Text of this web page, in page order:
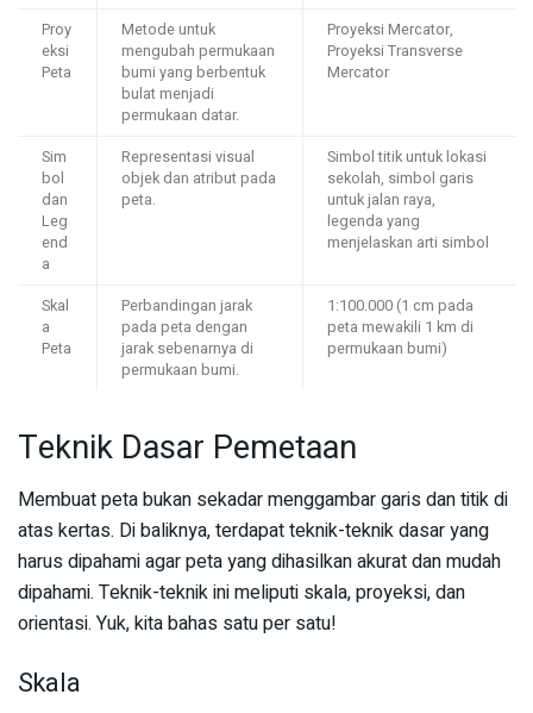
Proy
eksi
Peta
Metode untuk
mengubah permukaan
bumi yang berbentuk
bulat menjadi
permukaan datar.
Proyeksi Mercator,
Proyeksi Transverse
Mercator
Sim
bol
dan
Leg
end
a
Representasi visual
objek dan atribut pada
peta.
Simbol titik untuk lokasi
sekolah, simbol garis
untuk jalan raya,
legenda yang
menjelaskan arti simbol
Skal
a
Peta
Perbandingan jarak
pada peta dengan
jarak sebenarnya di
permukaan bumi.
1:100.000 (1 cm pada
peta mewakili 1 km di
permukaan bumi)
Teknik Dasar Pemetaan
Membuat peta bukan sekadar menggambar garis dan titik di
atas kertas. Di baliknya, terdapat teknik-teknik dasar yang
harus dipahami agar peta yang dihasilkan akurat dan mudah
dipahami. Teknik-teknik ini meliputi skala, proyeksi, dan
orientasi. Yuk, kita bahas satu per satu!
Skala